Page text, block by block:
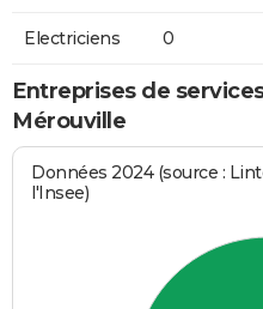
Electriciens 0
Entreprises de
Mérouville
Données 2024 (source :
l'Insee)